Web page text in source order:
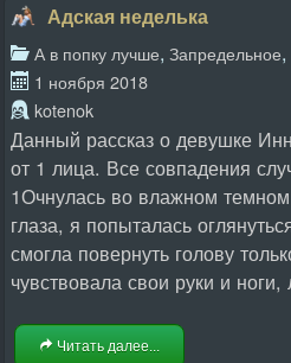
Адская неделька
А в попку лучше, Запредельное,
1 ноября 2018
kotenok
Данный рассказ о девушке
от 1 лица. Все совпадения
1Очнулась во влажном
глаза, я попыталась
смогла повернуть голову
чувствовала свои руки и
Читать далее...